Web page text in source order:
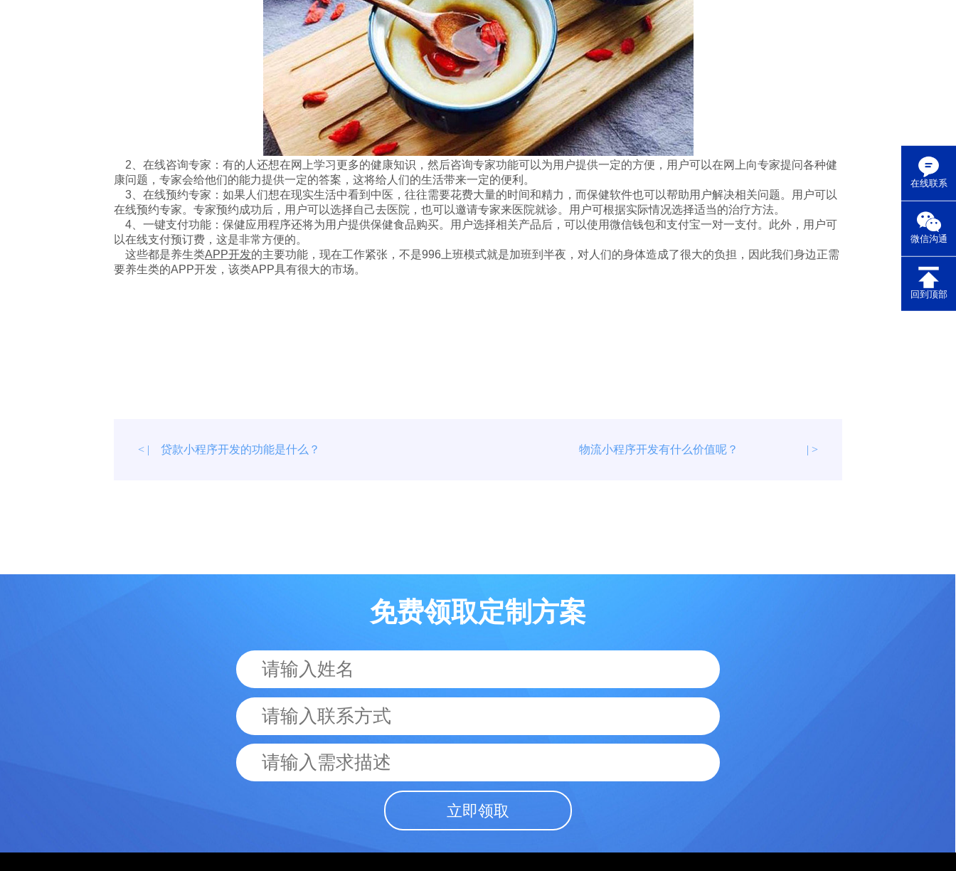
在线联系
微信沟通
回到顶部
2、在线咨询专家：有的人还想在网上学习更多的健康知识，然后咨询专家功能可以为用户提供一定的方便，用户可以在网上向专家提问各种健
康问题，专家会给他们的能力提供一定的答案，这将给人们的生活带来一定的便利。
3、在线预约专家：如果人们想在现实生活中看到中医，往往需要花费大量的时间和精力，而保健软件也可以帮助用户解决相关问题。用户可以
在线预约专家。专家预约成功后，用户可以选择自己去医院，也可以邀请专家来医院就诊。用户可根据实际情况选择适当的治疗方法。
4、一键支付功能：保健应用程序还将为用户提供保健食品购买。用户选择相关产品后，可以使用微信钱包和支付宝一对一支付。此外，用户可
以在线支付预订费，这是非常方便的。
这些都是养生类APP开发的主要功能，现在工作紧张，不是996上班模式就是加班到半夜，对人们的身体造成了很大的负担，因此我们身边正需
要养生类的APP开发，该类APP具有很大的市场。
< | 贷款小程序开发的功能是什么？ 物流小程序开发有什么价值呢？ | >
免费领取定制方案
立即领取